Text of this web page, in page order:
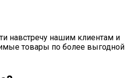
навстречу нашим клиентам и
товары по более выгодной